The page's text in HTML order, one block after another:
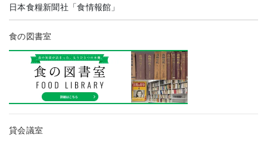
日本食糧新聞社「食情報館」
食の図書室
貸会議室